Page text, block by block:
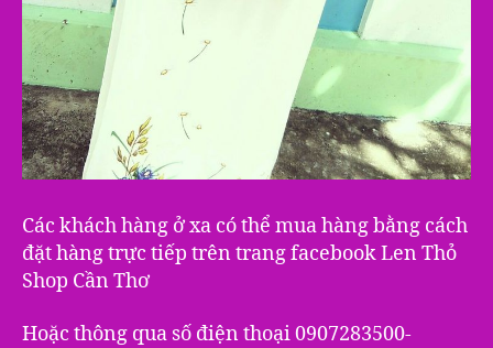
Các khách hàng ở xa có thể mua hàng bằng cách
đặt hàng trực tiếp trên trang facebook Len Thỏ
Shop Cần Thơ
Hoặc thông qua số điện thoại 0907283500-